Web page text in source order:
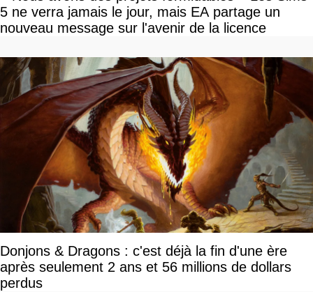
5 ne verra jamais le jour, mais EA partage un
nouveau message sur l'avenir de la licence
Donjons & Dragons : c'est déjà la fin d'une ère
après seulement 2 ans et 56 millions de dollars
perdus